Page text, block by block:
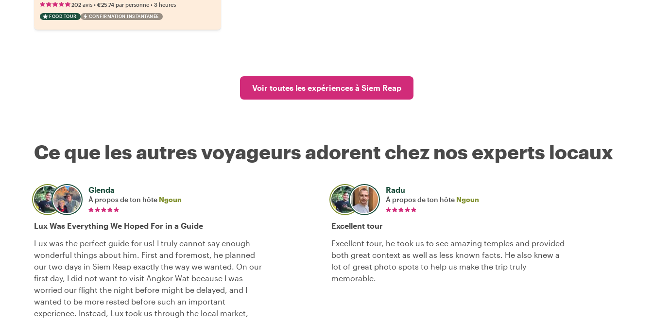
202 avis • €25.74 par personne • 3 heures
FOOD TOUR CONFIRMATION INSTANTANÉE
Voir toutes les expériences à Siem Reap
Ce que les autres voyageurs adorent chez nos experts locaux
Glenda
À propos de ton hôte Ngoun
Lux Was Everything We Hoped For in a Guide
Lux was the perfect guide for us! I truly cannot say enough
wonderful things about him. First and foremost, he planned
our two days in Siem Reap exactly the way we wanted. On our
first day, I did not want to visit Angkor Wat because I was
worried our flight the night before might be delayed, and I
wanted to be more rested before such an important
experience. Instead, Lux took us through the local market,
Radu
À propos de ton hôte Ngoun
Excellent tour
Excellent tour, he took us to see amazing temples and provided
both great context as well as less known facts. He also knew a
lot of great photo spots to help us make the trip truly
memorable.